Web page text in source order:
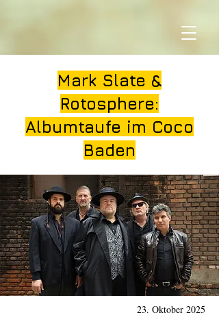
Mark Slate &
Rotosphere:
Albumtaufe im Coco
Baden
23. Oktober 2025